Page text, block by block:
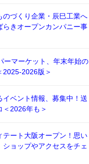
のづくり企業・辰巳工業へ
らきオープンカンパニー事
ーマーケット、年末年始の
2025-2026版＞
イベント情報、募集中！送
＜2026年も＞
テート大阪オープン！思い
ショップやアクセスをチェ